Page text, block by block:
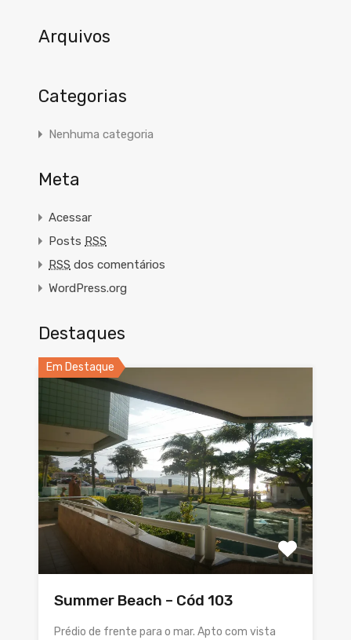
Arquivos
Categorias
Nenhuma categoria
Meta
Acessar
Posts RSS
RSS dos comentários
WordPress.org
Destaques
Em Destaque
Summer Beach – Cód 103
Prédio de frente para o mar. Apto com vista